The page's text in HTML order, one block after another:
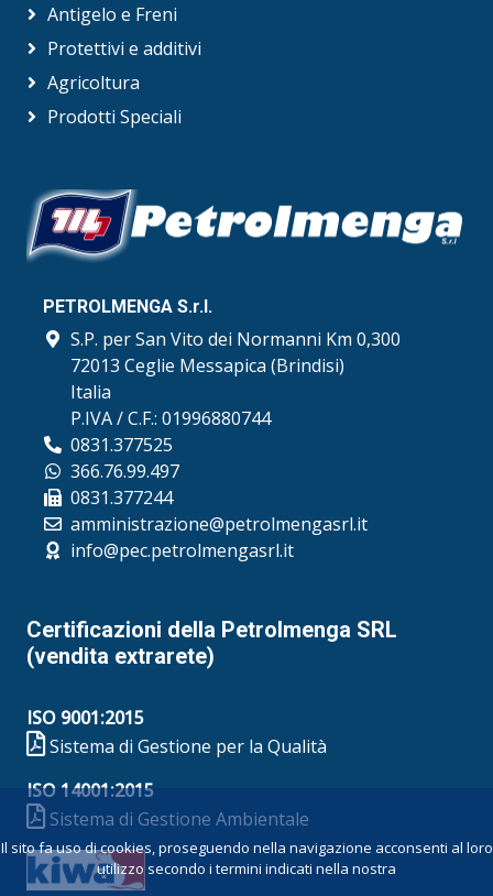
Antigelo e Freni
Protettivi e additivi
Agricoltura
Prodotti Speciali
PETROLMENGA S.r.l.
S.P. per San Vito dei Normanni Km 0,300
72013 Ceglie Messapica (Brindisi)
Italia
P.IVA / C.F.: 01996880744
0831.377525
366.76.99.497
0831.377244
amministrazione@petrolmengasrl.it
info@pec.petrolmengasrl.it
Certificazioni della Petrolmenga SRL
(vendita extrarete)
ISO 9001:2015
Sistema di Gestione per la Qualità
ISO 14001:2015
Sistema di Gestione Ambientale
Il sito fa uso di cookies, proseguendo nella navigazione acconsenti al loro
utilizzo secondo i termini indicati nella nostra